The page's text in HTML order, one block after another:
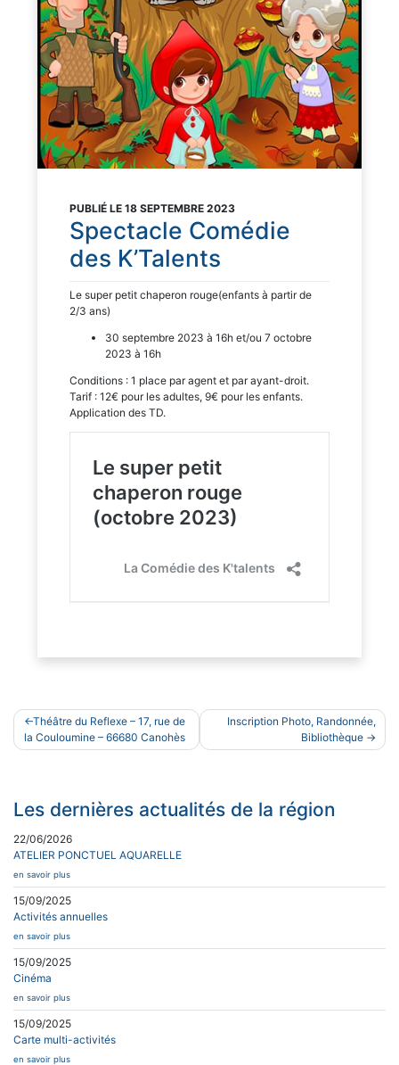
PUBLIÉ LE 18 SEPTEMBRE 2023
Spectacle Comédie
des K’Talents
Le super petit chaperon rouge(enfants à partir de
2/3 ans)
30 septembre 2023 à 16h et/ou 7 octobre
2023 à 16h
Conditions : 1 place par agent et par ayant-droit.
Tarif : 12€ pour les adultes, 9€ pour les enfants.
Application des TD.
Navigation
de
Théâtre du Reflexe – 17, rue de
la Couloumine – 66680 Canohès
Inscription Photo, Randonnée,
Bibliothèque
Les dernières actualités de la région
22/06/2026
ATELIER PONCTUEL AQUARELLE
en savoir plus
15/09/2025
Activités annuelles
en savoir plus
15/09/2025
Cinéma
en savoir plus
15/09/2025
Carte multi-activités
en savoir plus